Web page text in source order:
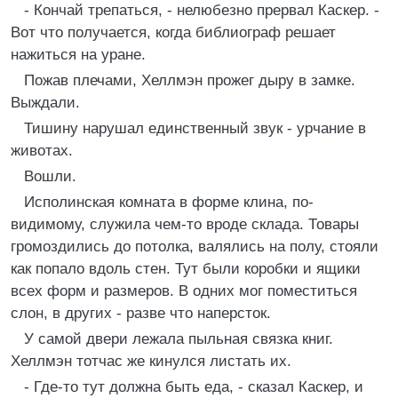
- Кончай трепаться, - нелюбезно прервал Каскер. -
Вот что получается, когда библиограф решает
нажиться на уране.
Пожав плечами, Хеллмэн прожег дыру в замке.
Выждали.
Тишину нарушал единственный звук - урчание в
животах.
Вошли.
Исполинская комната в форме клина, по-
видимому, служила чем-то вроде склада. Товары
громоздились до потолка, валялись на полу, стояли
как попало вдоль стен. Тут были коробки и ящики
всех форм и размеров. В одних мог поместиться
слон, в других - разве что наперсток.
У самой двери лежала пыльная связка книг.
Хеллмэн тотчас же кинулся листать их.
- Где-то тут должна быть еда, - сказал Каскер, и